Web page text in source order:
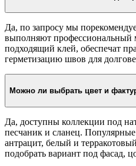
Да, по запросу мы
выполняют профессиональный
подходящий клей, обеспечат
герметизацию швов для
Можно ли выбрать цвет и
Да, доступны коллекции под
песчаник и сланец.
антрацит, белый и
подобрать вариант под фасад,